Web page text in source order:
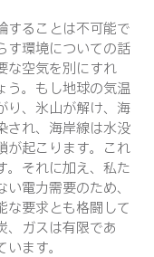
することは不可能で
す環境についての話
な空気を別にすれ
う。もし地球の気温
り、氷山が解け、海
され、海岸線は水没
が起こります。これ
。それに加え、私た
電力需要のため、
な要求とも格闘して
、ガスは有限であ
ます。